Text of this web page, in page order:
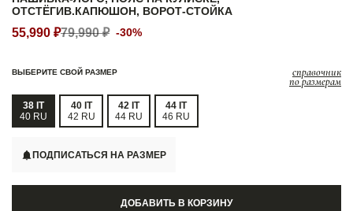
ОТСТЁГИВ.КАПЮШОН, ВОРОТ-СТОЙКА
55,990 ₽79,990 ₽ -30%
ВЫБЕРИТЕ СВОЙ РАЗМЕР справочник
по размерам
38 IT
40 RU
40 IT
42 RU
42 IT
44 RU
44 IT
46 RU
ПОДПИСАТЬСЯ НА РАЗМЕР
ДОБАВИТЬ В КОРЗИНУ